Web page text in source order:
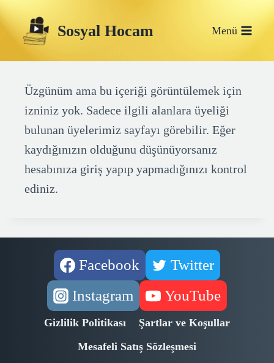
Skip
to
content
Sosyal Hocam Menü
Üzgünüm ama bu içeriği görüntülemek için
izniniz yok. Sadece ilgili alanlara üyeliği
bulunan üyelerimiz sayfayı görebilir. Eğer
kaydığınızın olduğunu düşünüyorsanız
hesabınıza giriş yapıp yapmadığınızı kontrol
ediniz.
Facebook
Twitter
Instagram
YouTube
Gizlilik Politikası
Şartlar ve Koşullar
Mesafeli Satış Sözleşmesi